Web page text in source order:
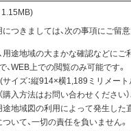
つきましては、次の事項にご留意
用途地域の大まかな確認などにご
、WEB上での閲覧のみ可能です。
イズ：縦914×横1,189ミリメー
入方法はお問い合わせください）
途地域図の利用によって発生した
いて、一切の責任を負いません。